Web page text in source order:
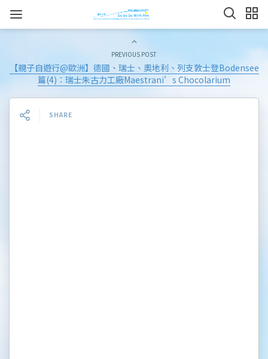
PREVIOUS POST
【親子自遊行@歐洲】德國、瑞士、奧地利、列支敦士登Bodensee
篇(4)：瑞士朱古力工廠Maestrani’s Chocolarium
SHARE